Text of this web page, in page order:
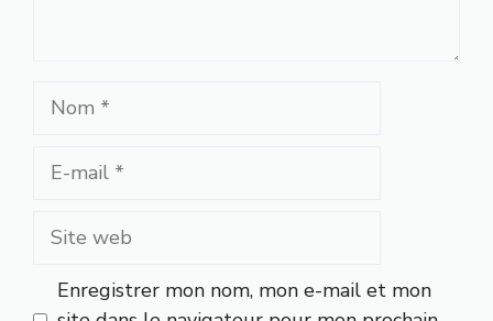
Nom
Site
Enregistrer mon nom, mon e-mail et mon